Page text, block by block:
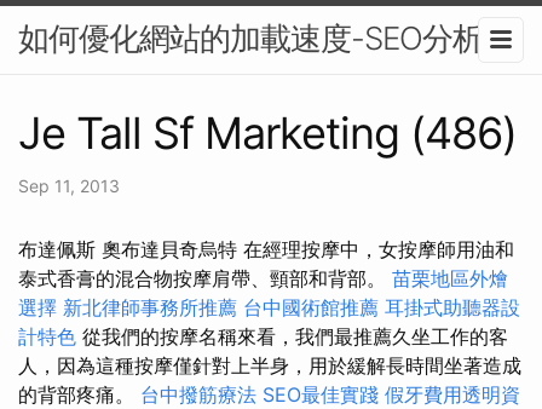
如何優化網站的加載速度-SEO分析
Je Tall Sf Marketing (486)
Sep 11, 2013
布達佩斯 奧布達貝奇烏特 在經理按摩中，女按摩師用油和
泰式香膏的混合物按摩肩帶、頸部和背部。 苗栗地區外燴
選擇 新北律師事務所推薦 台中國術館推薦 耳掛式助聽器設
計特色 從我們的按摩名稱來看，我們最推薦久坐工作的客
人，因為這種按摩僅針對上半身，用於緩解長時間坐著造成
的背部疼痛。 台中撥筋療法 SEO最佳實踐 假牙費用透明資